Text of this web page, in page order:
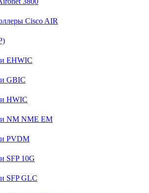
Cisco AIR
EHWIC
GBIC
HWIC
NM NME EM
PVDM
SFP 10G
SFP GLC